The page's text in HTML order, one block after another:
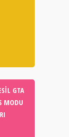
GTA
MODU